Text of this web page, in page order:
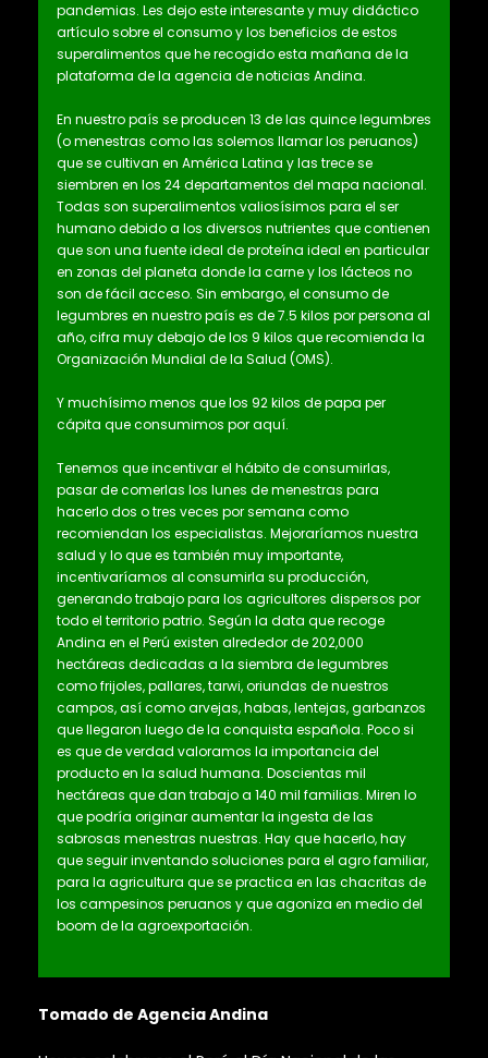
pandemias. Les dejo este interesante y muy didáctico
artículo sobre el consumo y los beneficios de estos
superalimentos que he recogido esta mañana de la
plataforma de la agencia de noticias Andina.
En nuestro país se producen 13 de las quince legumbres
(o menestras como las solemos llamar los peruanos)
que se cultivan en América Latina y las trece se
siembren en los 24 departamentos del mapa nacional.
Todas son superalimentos valiosísimos para el ser
humano debido a los diversos nutrientes que contienen
que son una fuente ideal de proteína ideal en particular
en zonas del planeta donde la carne y los lácteos no
son de fácil acceso. Sin embargo, el consumo de
legumbres en nuestro país es de 7.5 kilos por persona al
año, cifra muy debajo de los 9 kilos que recomienda la
Organización Mundial de la Salud (OMS).
Y muchísimo menos que los 92 kilos de papa per
cápita que consumimos por aquí.
Tenemos que incentivar el hábito de consumirlas,
pasar de comerlas los lunes de menestras para
hacerlo dos o tres veces por semana como
recomiendan los especialistas. Mejoraríamos nuestra
salud y lo que es también muy importante,
incentivaríamos al consumirla su producción,
generando trabajo para los agricultores dispersos por
todo el territorio patrio. Según la data que recoge
Andina en el Perú existen alrededor de 202,000
hectáreas dedicadas a la siembra de legumbres
como frijoles, pallares, tarwi, oriundas de nuestros
campos, así como arvejas, habas, lentejas, garbanzos
que llegaron luego de la conquista española. Poco si
es que de verdad valoramos la importancia del
producto en la salud humana. Doscientas mil
hectáreas que dan trabajo a 140 mil familias. Miren lo
que podría originar aumentar la ingesta de las
sabrosas menestras nuestras. Hay que hacerlo, hay
que seguir inventando soluciones para el agro familiar,
para la agricultura que se practica en las chacritas de
los campesinos peruanos y que agoniza en medio del
boom de la agroexportación.
Tomado de Agencia Andina